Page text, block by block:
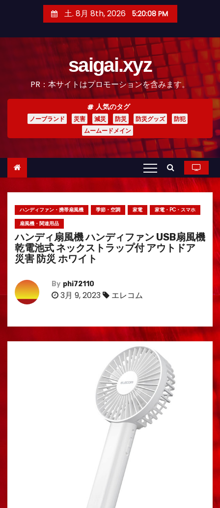
土. 8月 8th, 2026 5:20:10 PM
saigai.xyz
PR：本サイトはプロモーションを含みます。
人気のタグ
ノーブランド 災害 減災 防災 防災グッズ
防犯
ムームードメイン
ハンディファン・携帯扇風機 季節・空調 家電
家電・PC・スマホ
扇風機・関連用品
ハンディ扇風機 ハンディファン USB扇風機
乾電池式 ネックストラップ付 アウトドア
災害 防災 ホワイト
By phi72110
3月 9, 2023 エレコム